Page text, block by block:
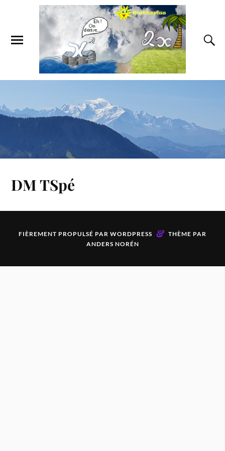
DM TSpé
FIÈREMENT PROPULSÉ PAR WORDPRESS & THÈME PAR
ANDERS NORÉN